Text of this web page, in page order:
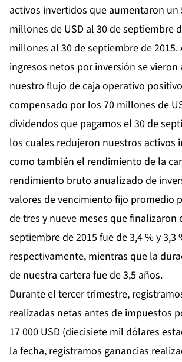
activos invertidos que aumentaron un
millones de USD al 30 de septiembre
millones al 30 de septiembre de 2015.
ingresos netos por inversión se
nuestro flujo de caja operativo
compensado por los 70 millones de
dividendos que pagamos el 30 de
los cuales redujeron nuestros activos
como también el rendimiento de la
rendimiento bruto anualizado de
valores de vencimiento fijo promedio
de tres y nueve meses que finalizaron
septiembre de 2015 fue de 3,4 % y 3,3
respectivamente, mientras que la
de nuestra cartera fue de 3,5 años.
Durante el tercer trimestre,
realizadas netas antes de impuestos
17 000 USD (diecisiete mil dólares
la fecha, registramos ganancias